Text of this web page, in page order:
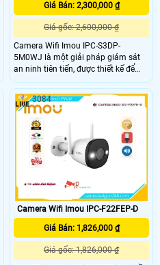
Giá Bán: 2,300,000 ₫
Giá gốc: 2,600,000 ₫
Camera Wifi Imou IPC-S3DP-
5M0WJ là một giải pháp giám sát
an ninh tiên tiến, được thiết kế để
cung cấp hình ảnh chất lượng cao
và hiệu suất đáng tin cậy Imou IPC-
S3DP-5M0WJ là sự lựa chọn tuyệt
vời cho việc bảo vệ tài sản và gia
đình, cung cấp giải pháp giám sát
hiệu quả và tiện lợi với chất lượng
hình ảnh cao và các tính năng
thông minh
Camera Wifi Imou IPC-F22FEP-D
Giá Bán: 1,826,000 ₫
Giá gốc: 1,826,000 ₫
3084